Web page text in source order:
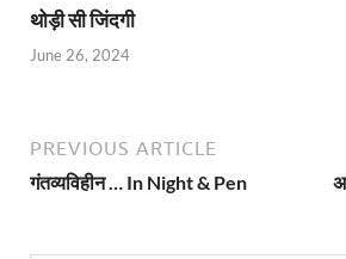
थोड़ी सी जिंदगी
June 26, 2024
PREVIOUS ARTICLE
गंतव्यविहीन … In Night & Pen